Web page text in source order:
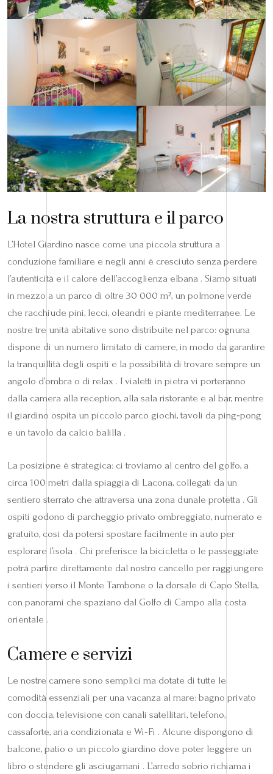
La nostra struttura e il parco
L’Hotel Giardino nasce come una piccola struttura a
conduzione familiare e negli anni è cresciuto senza perdere
l’autenticità e il calore dell’accoglienza elbana . Siamo situati
in mezzo a un parco di oltre 30 000 m², un polmone verde
che racchiude pini, lecci, oleandri e piante mediterranee. Le
nostre tre unità abitative sono distribuite nel parco: ognuna
dispone di un numero limitato di camere, in modo da garantire
la tranquillità degli ospiti e la possibilità di trovare sempre un
angolo d’ombra o di relax . I vialetti in pietra vi porteranno
dalla camera alla reception, alla sala ristorante e al bar, mentre
il giardino ospita un piccolo parco giochi, tavoli da ping‑pong
e un tavolo da calcio balilla .
La posizione è strategica: ci troviamo al centro del golfo, a
circa 100 metri dalla spiaggia di Lacona, collegati da un
sentiero sterrato che attraversa una zona dunale protetta . Gli
ospiti godono di parcheggio privato ombreggiato, numerato e
gratuito, così da potersi spostare facilmente in auto per
esplorare l’isola . Chi preferisce la bicicletta o le passeggiate
potrà partire direttamente dal nostro cancello per raggiungere
i sentieri verso il Monte Tambone o la dorsale di Capo Stella,
con panorami che spaziano dal Golfo di Campo alla costa
orientale .
Camere e servizi
Le nostre camere sono semplici ma dotate di tutte le
comodità essenziali per una vacanza al mare: bagno privato
con doccia, televisione con canali satellitari, telefono,
cassaforte, aria condizionata e Wi‑Fi . Alcune dispongono di
balcone, patio o un piccolo giardino dove poter leggere un
libro o stendere gli asciugamani . L’arredo sobrio richiama i